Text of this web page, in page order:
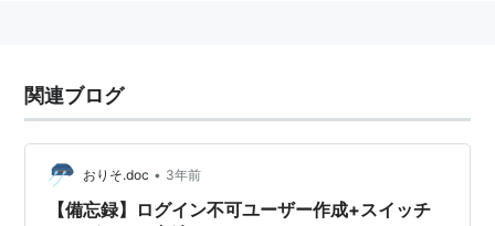
関連ブログ
おりそ.doc • 3年前
【備忘録】ログイン不可ユーザー作成+スイッチ